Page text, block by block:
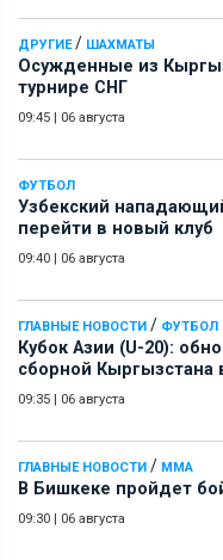
ДРУГИЕ/ ШАХМАТЫ
Осужденные из
турнире СНГ
09:45 | 06 августа
ФУТБОЛ
Узбекский
перейти в новый клуб
09:40 | 06 августа
ГЛАВНЫЕ НОВОСТИ / ФУТБОЛ
Кубок Азии (U-20):
сборной Кыргызстана
09:35 | 06 августа
ГЛАВНЫЕ НОВОСТИ / ММА
В Бишкеке пройдет
09:30 | 06 августа